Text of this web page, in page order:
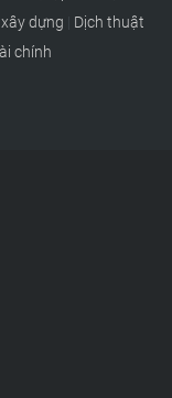
dựng
Dịch thuật
chính